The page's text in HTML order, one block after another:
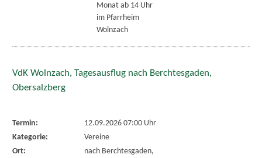
Monat ab 14 Uhr
im Pfarrheim
Wolnzach
VdK Wolnzach, Tagesausflug nach Berchtesgaden,
Obersalzberg
Termin:
12.09.2026 07:00 Uhr
Kategorie:
Vereine
Ort:
nach Berchtesgaden,